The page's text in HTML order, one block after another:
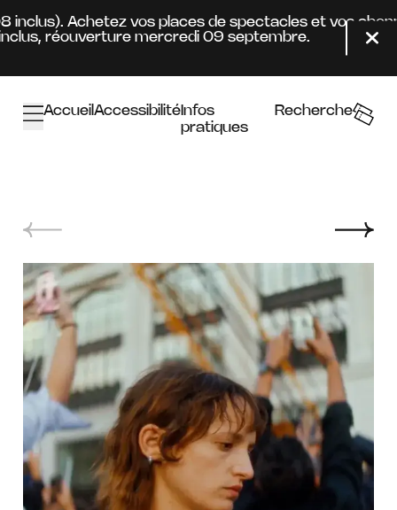
Achetez vos places de spectacles et vos
réouverture mercredi 09 septembre.
AccueilAccessibilitéInfos
pratiques
Recherche